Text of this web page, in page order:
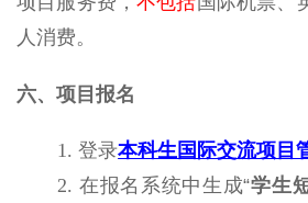
人消费。
六、项目报名
1.登录本科生国际交流项目
2.在报名系统中生成“学生